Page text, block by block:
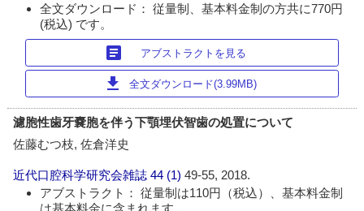
全文ダウンロード： 従量制、基本料金制の方共に770円
(税込) です。
article アブストラクトを見る
download 全文ダウンロード(3.99MB)
濾胞性歯牙嚢胞を伴う下顎埋伏智歯の処置について
佐藤むつ枝, 佐倉洋史
近代口腔科学研究会雑誌 44 (1)49-55, 2018.
アブストラクト： 従量制は110円（税込）、基本料金制